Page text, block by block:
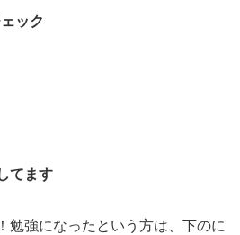
ック
てます
勉強になったという方は、下のに